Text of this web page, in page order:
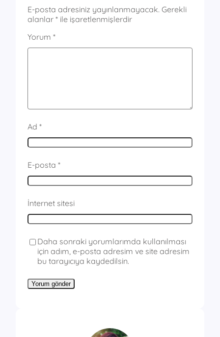
E-posta adresiniz yayınlanmayacak. Gerekli
alanlar * ile işaretlenmişlerdir
Yorum *
Ad *
E-posta *
İnternet sitesi
Daha sonraki yorumlarımda kullanılması
için adım, e-posta adresim ve site adresim
bu tarayıcıya kaydedilsin.